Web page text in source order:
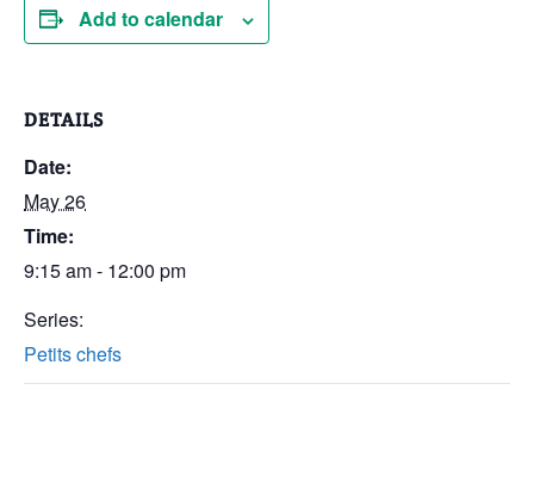
Add to calendar
DETAILS
Date:
May 26
Time:
9:15 am - 12:00 pm
Series:
Petits chefs